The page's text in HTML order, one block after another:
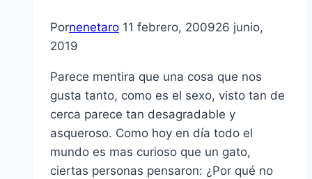
Pornenetaro 11 febrero, 200926 junio,
2019
Parece mentira que una cosa que nos
gusta tanto, como es el sexo, visto tan de
cerca parece tan desagradable y
asqueroso. Como hoy en día todo el
mundo es mas curioso que un gato,
ciertas personas pensaron: ¿Por qué no